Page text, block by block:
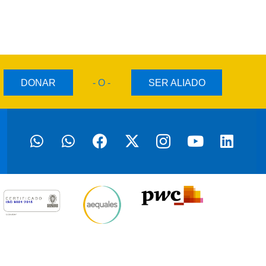
DONAR - O - SER ALIADO